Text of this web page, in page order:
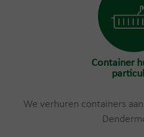
Container
We verhuren containers